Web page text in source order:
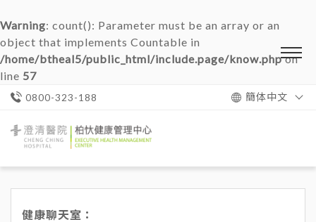
Warning: count(): Parameter must be an array or an
object that implements Countable in
/home/btheal5/public_html/include.page/know.phpon
line 57
0800-323-188 簡体中文
清
院
健康聊天室：